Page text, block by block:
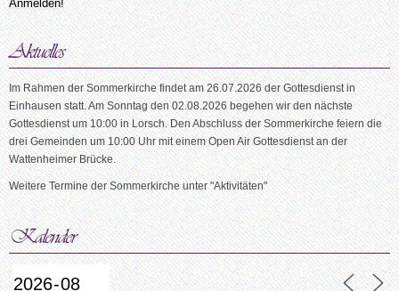
Im Rahmen der Sommerkirche findet am 26.07.2026 der Gottesdienst in
Einhausen statt. Am Sonntag den 02.08.2026 begehen wir den nächste
Gottesdienst um 10:00 in Lorsch. Den Abschluss der Sommerkirche feiern die
drei Gemeinden um 10:00 Uhr mit einem Open Air Gottesdienst an der
Wattenheimer Brücke.
Weitere Termine der Sommerkirche unter "Aktivitäten"